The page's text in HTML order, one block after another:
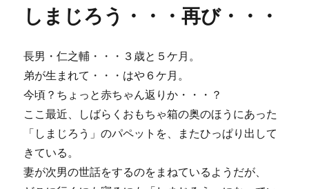
しまじろう・・・再び・・・
長男・仁之輔・・・３歳と５ケ月。
弟が生まれて・・・はや６ケ月。
今頃？ちょっと赤ちゃん返りか・・・？
ここ最近、しばらくおもちゃ箱の奥のほうにあった
「しまじろう」のパペットを、またひっぱり出して
きている。
妻が次男の世話をするのをまねているようだが、